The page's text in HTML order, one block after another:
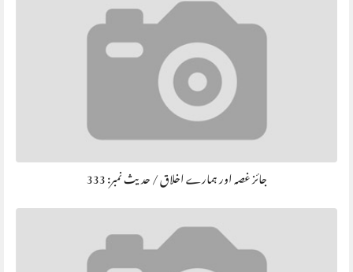
جائز غصہ اور ہمارے اخلاق / حديث نمبر: 333